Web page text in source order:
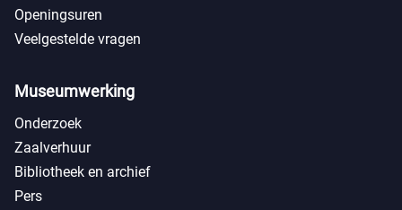
Openingsuren
Veelgestelde vragen
Museumwerking
Onderzoek
Zaalverhuur
Bibliotheek en archief
Pers